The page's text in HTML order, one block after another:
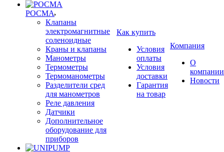
РОСМА
Клапаны
электромагнитные
соленоидные
Краны и клапаны
Манометры
Термометры
Термоманометры
Разделители сред
для манометров
Реле давления
Датчики
Дополнительное
оборудование для
приборов
Как купить
Условия
оплаты
Условия
доставки
Гарантия
на товар
Компания
О
компании
Новости